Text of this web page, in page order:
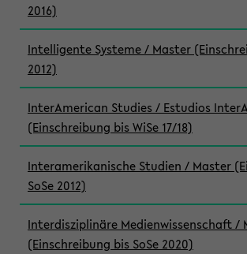
2016)
Intelligente Systeme / Master
2012)
InterAmerican Studies / Estudios
(Einschreibung bis WiSe 17/18)
Interamerikanische Studien / Master
SoSe 2012)
Interdisziplinäre Medienwissenschaft /
(Einschreibung bis SoSe 2020)